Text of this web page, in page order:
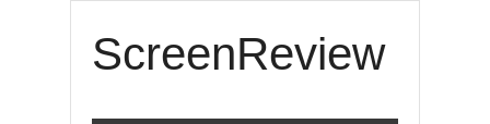
ScreenReview